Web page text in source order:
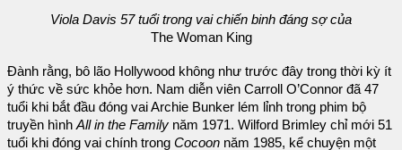
Viola Davis 57 tuổi trong vai chiến binh đáng sợ của
The Woman King
Đành rằng, bô lão Hollywood không như trước đây trong thời kỳ ít
ý thức về sức khỏe hơn. Nam diễn viên Carroll O’Connor đã 47
tuổi khi bắt đầu đóng vai Archie Bunker lém lỉnh trong phim bộ
truyền hình All in the Family năm 1971. Wilford Brimley chỉ mới 51
tuổi khi đóng vai chính trong Cocoon năm 1985, kể chuyện một